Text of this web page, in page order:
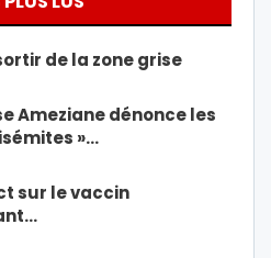
de la zone grise
Ameziane dénonce les
»…
sur le vaccin